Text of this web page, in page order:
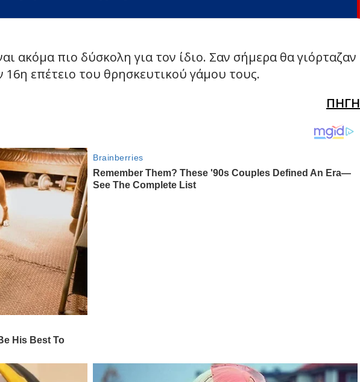
ακόμα πιο δύσκολη για τον ίδιο. Σαν σήμερα θα γιόρταζαν
επέτειο του θρησκευτικού γάμου τους.
ΠΗΓΗ